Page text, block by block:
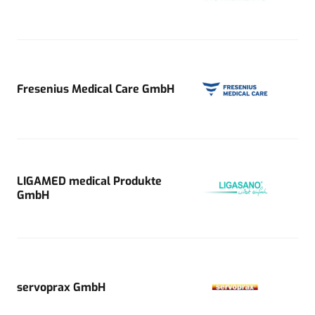
Fresenius Medical Care GmbH
LIGAMED medical Produkte
GmbH
servoprax GmbH